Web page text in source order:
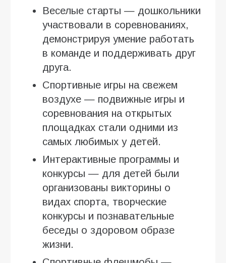
Веселые старты — дошкольники
участвовали в соревнованиях,
демонстрируя умение работать
в команде и поддерживать друг
друга.
Спортивные игры на свежем
воздухе — подвижные игры и
соревнования на открытых
площадках стали одними из
самых любимых у детей.
Интерактивные программы и
конкурсы — для детей были
организованы викторины о
видах спорта, творческие
конкурсы и познавательные
беседы о здоровом образе
жизни.